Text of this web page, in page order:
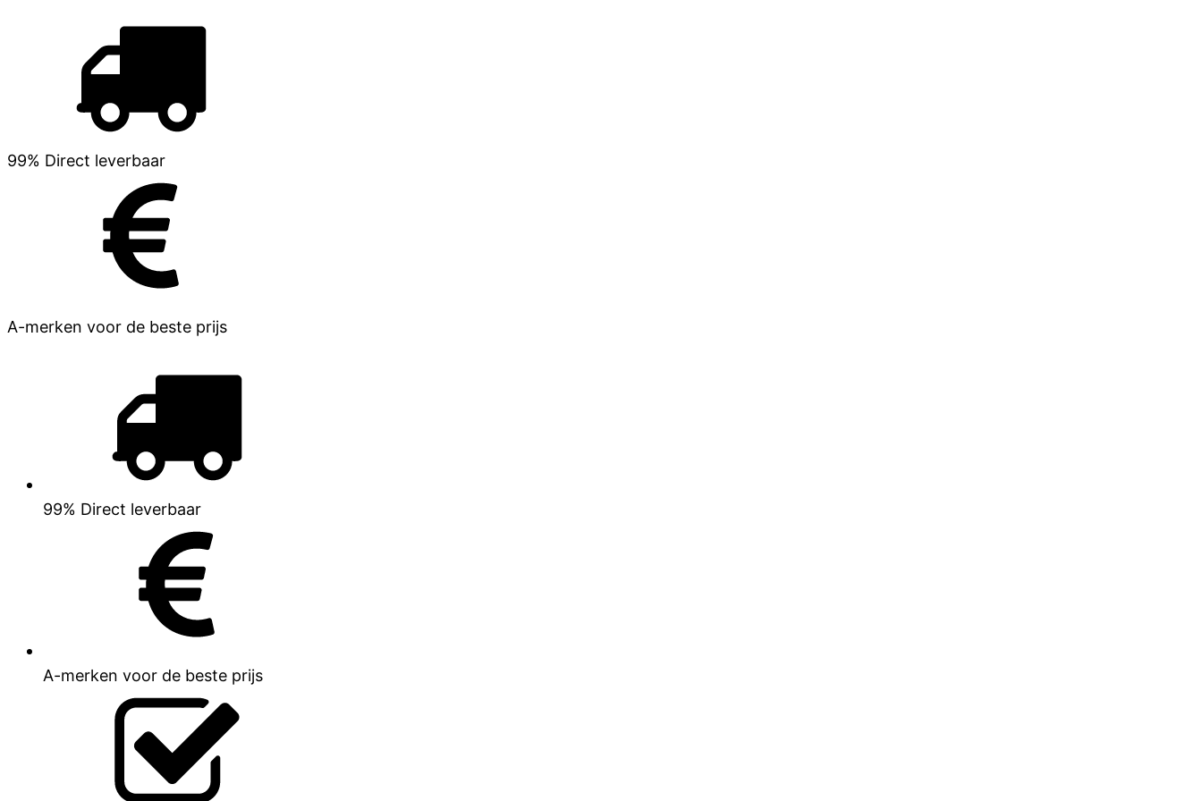
99% Direct leverbaar
A-merken voor de beste prijs
99% Direct leverbaar
A-merken voor de beste prijs